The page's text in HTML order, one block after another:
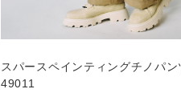
スパースペインティングチノパ
49011